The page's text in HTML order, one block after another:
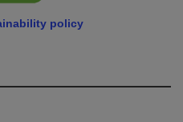
policy